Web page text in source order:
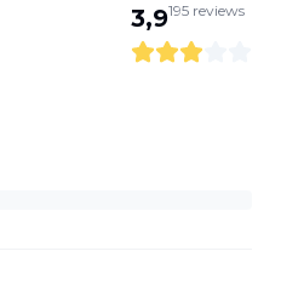
3,9195 reviews